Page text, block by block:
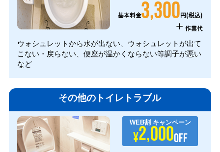
基本料金3,300円(税込)
+ 作業代
ウォシュレットから水が出ない、ウォシュレットが出て
こない・戻らない、便座が温かくならない等調子が悪い
など
その他のトイレトラブル
WEB割 キャンペーン
¥2,000OFF